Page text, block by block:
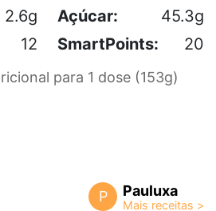
2.6g Açúcar:
45.3g
12 SmartPoints: 20
para 1 dose (153g)
P Pauluxa